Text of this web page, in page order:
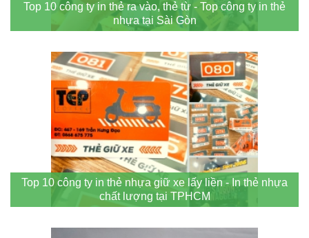
Top 10 công ty in thẻ ra vào, thẻ từ - Top công ty in thẻ
nhựa tại Sài Gòn
Top 10 công ty in thẻ nhựa giữ xe lấy liền - In thẻ nhựa
chất lượng tại TPHCM